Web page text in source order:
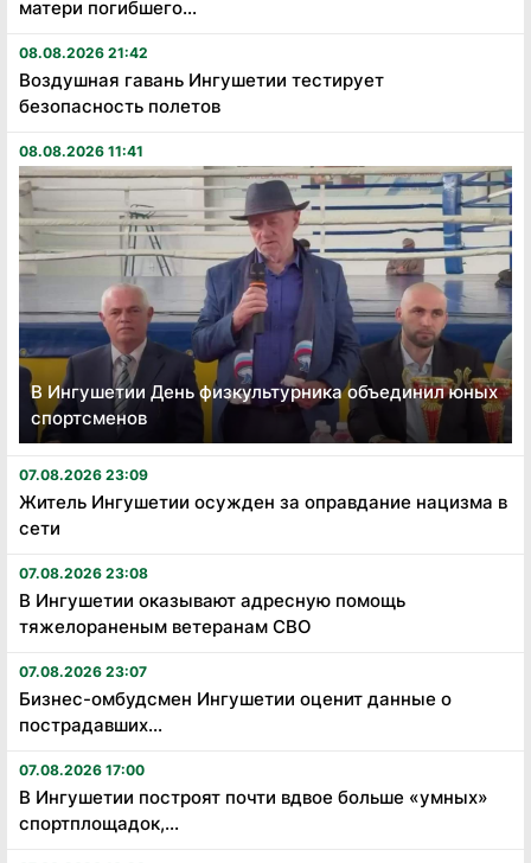
матери погибшего...
08.08.2026 21:42
Воздушная гавань Ингушетии тестирует
безопасность полетов
08.08.2026 11:41
В Ингушетии День физкультурника объединил юных
спортсменов
07.08.2026 23:09
Житель Ингушетии осужден за оправдание нацизма в
сети
07.08.2026 23:08
В Ингушетии оказывают адресную помощь
тяжелораненым ветеранам СВО
07.08.2026 23:07
Бизнес-омбудсмен Ингушетии оценит данные о
пострадавших...
07.08.2026 17:00
В Ингушетии построят почти вдвое больше «умных»
спортплощадок,...